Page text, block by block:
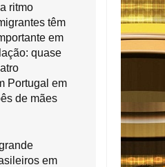
ritmo
têm
em
quase
Portugal em
de mães
em